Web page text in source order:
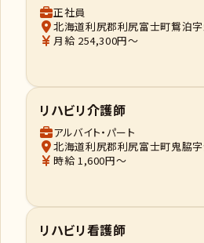
正社員
北海道利尻郡利尻富士町鴛泊
月給 254,300円～
リハビリ介護師
アルバイト・パート
北海道利尻郡利尻富士町鬼脇
時給 1,600円～
リハビリ看護師